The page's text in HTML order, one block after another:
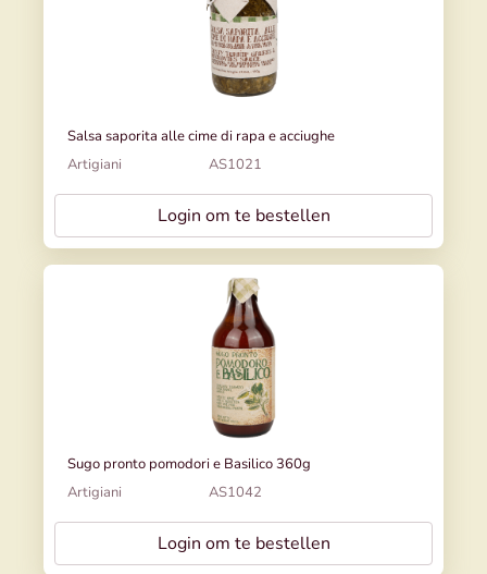
Salsa saporita alle cime di rapa e acciughe
Artigiani
AS1021
Login om te bestellen
Sugo pronto pomodori e Basilico 360g
Artigiani
AS1042
Login om te bestellen